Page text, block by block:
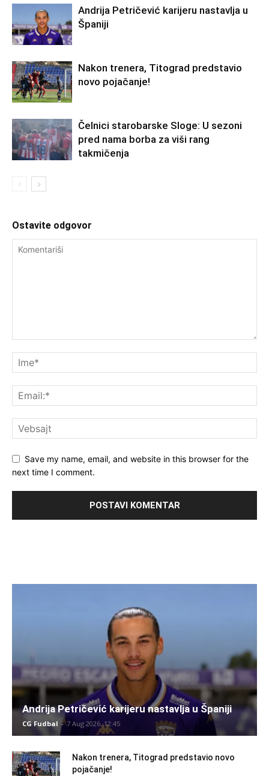
Andrija Petričević karijeru nastavlja u
Španiji
Nakon trenera, Titograd predstavio
novo pojačanje!
Čelnici starobarske Sloge: U sezoni
pred nama borba za viši rang
takmičenja
Ostavite odgovor
Save my name, email, and website in this browser for the
next time I comment.
Andrija Petričević karijeru nastavlja u Španiji
CG Fudbal - 7 Aug 2026. 12:45
Nakon trenera, Titograd predstavio novo
pojačanje!